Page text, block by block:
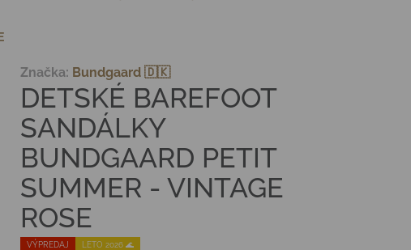
VÝPREDAJ LETO 2026 🌊
DETSKÉ BAREFOOT
SANDÁLKY
BUNDGAARD PETIT
SUMMER - VINTAGE
ROSE
Značka: Bundgaard 🇩🇰